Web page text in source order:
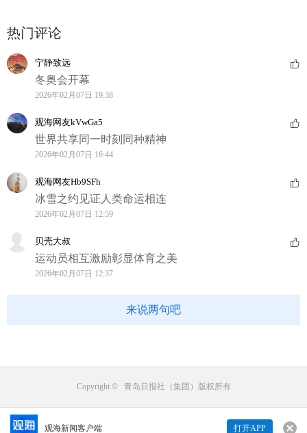
观海新闻客户端 打开APP
热门评论
宁静致远
冬奥会开幕
2026年02月07日 19:38
观海网友kVwGa5
世界共享同一时刻同种精神
2026年02月07日 16:44
观海网友Hb9SFh
冰雪之约见证人类命运相连
2026年02月07日 12:59
贝壳大叔
运动员相互激励彰显体育之美
2026年02月07日 12:37
来说两句吧
Copyright © 青岛日报社（集团）版权所有